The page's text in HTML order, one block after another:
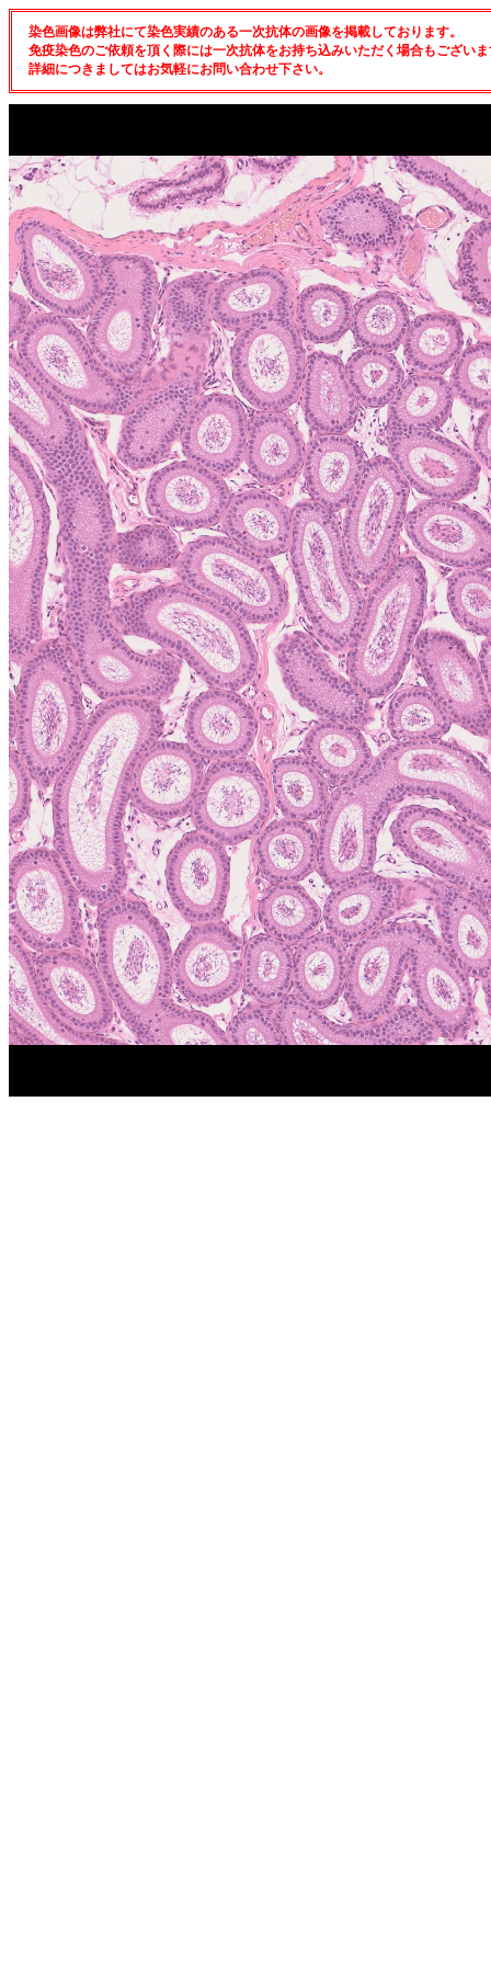
染色画像は弊社にて染色実績のある一次抗体の画像を掲載しております。
免疫染色のご依頼を頂く際には一次抗体をお持ち込みいただく場合もござい
詳細につきましてはお気軽にお問い合わせ下さい。